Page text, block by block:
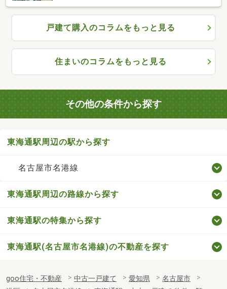
戸建て購入のコラムをもっと見る
住まいのコラムをもっと見る
その他の条件から探す
東海通駅周辺の駅から探す
名古屋市名港線
東海通駅周辺の路線から探す
東海通駅の特集から探す
東海通駅(名古屋市名港線)の不動産を探す
goo住宅・不動産 中古一戸建て 愛知県
名古屋市